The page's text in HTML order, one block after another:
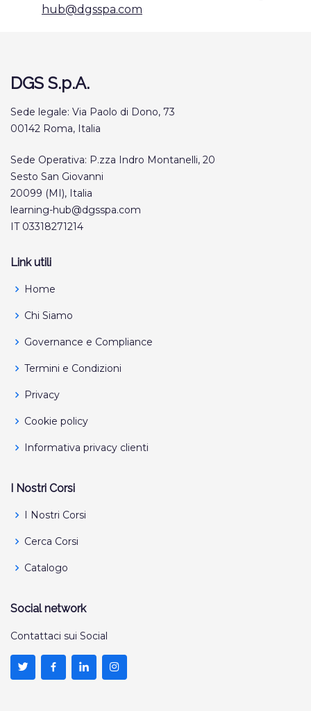
hub@dgsspa.com
DGS S.p.A.
Sede legale: Via Paolo di Dono, 73
00142 Roma, Italia
Sede Operativa: P.zza Indro Montanelli, 20
Sesto San Giovanni
20099 (MI), Italia
learning-hub@dgsspa.com
IT 03318271214
Link utili
Home
Chi Siamo
Governance e Compliance
Termini e Condizioni
Privacy
Cookie policy
Informativa privacy clienti
I Nostri Corsi
I Nostri Corsi
Cerca Corsi
Catalogo
Social network
Contattaci sui Social